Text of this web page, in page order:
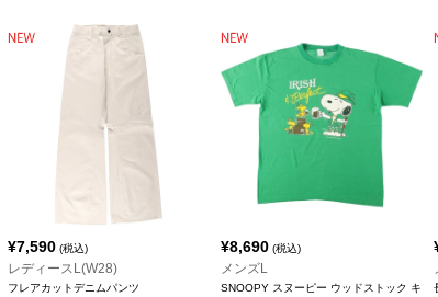
¥7,590 (税込)
レディースL(W28)
フレアカットデニムパンツ
¥8,690 (税込)
メンズL
SNOOPY スヌーピー ウッドストック キ